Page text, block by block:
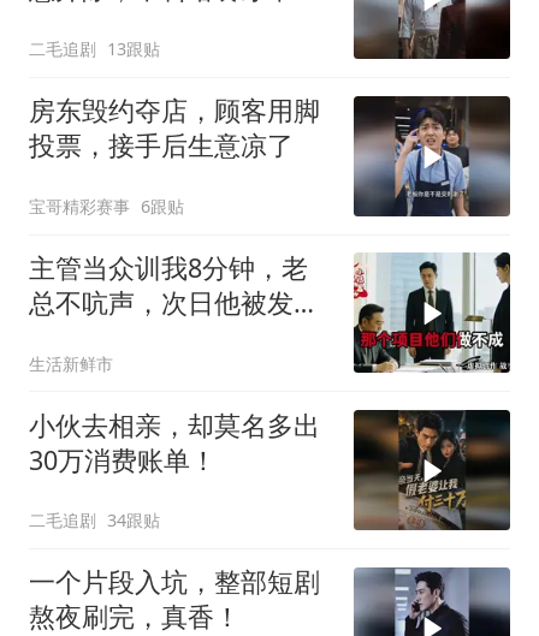
二毛追剧 13跟贴
房东毁约夺店，顾客用脚
投票，接手后生意凉了
宝哥精彩赛事 6跟贴
主管当众训我8分钟，老
总不吭声，次日他被发配
生活新鲜市
小伙去相亲，却莫名多出
30万消费账单！
二毛追剧 34跟贴
一个片段入坑，整部短剧
熬夜刷完，真香！